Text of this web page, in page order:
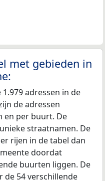
met gebieden in
adressen in de
de adressen
en per buurt. De
straatnamen. De
rijen in de tabel dan
doordat
buurten liggen. De
de 54 verschillende